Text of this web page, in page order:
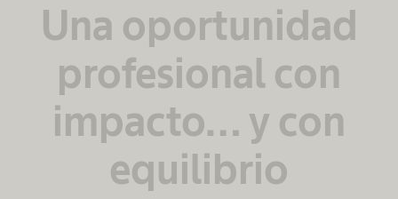
Una oportunidad
profesional con
impacto… y con
equilibrio